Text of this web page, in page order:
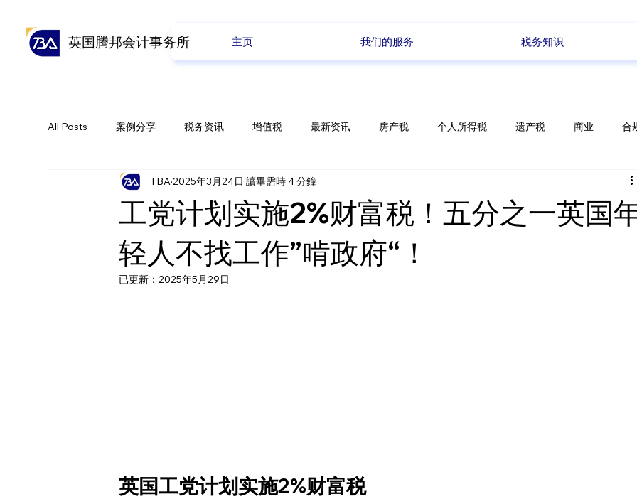
英国腾邦会计事务所 主页 我们的服务 税务知识
All Posts 案例分享 税务资讯 增值税 最新资讯 房产税 个人所得税 遗产税 商业 合
会计业务 养老金 公司业务
工党计划实施2%财富税！五分之一英国
轻人不找工作”啃政府“！
TBA2025年3月24日 讀畢需時 4 分鐘
已更新：2025年5月29日
英国工党计划实施2%财富税